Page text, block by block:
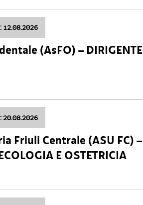
12.08.2026
(AsFO) – DIRIGENTE
20.08.2026
Friuli Centrale (ASU FC) –
E OSTETRICIA